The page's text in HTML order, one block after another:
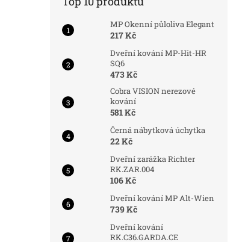
MP Okenní půloliva Elegant
217 Kč
Dveřní kování MP-Hit-HR
SQ6
473 Kč
Cobra VISION nerezové
kování
581 Kč
Černá nábytková úchytka
22 Kč
Dveřní zarážka Richter
RK.ZAR.004
106 Kč
Dveřní kování MP Alt-Wien
739 Kč
Dveřní kování
RK.C36.GARDA.CE
Form černé
411 Kč